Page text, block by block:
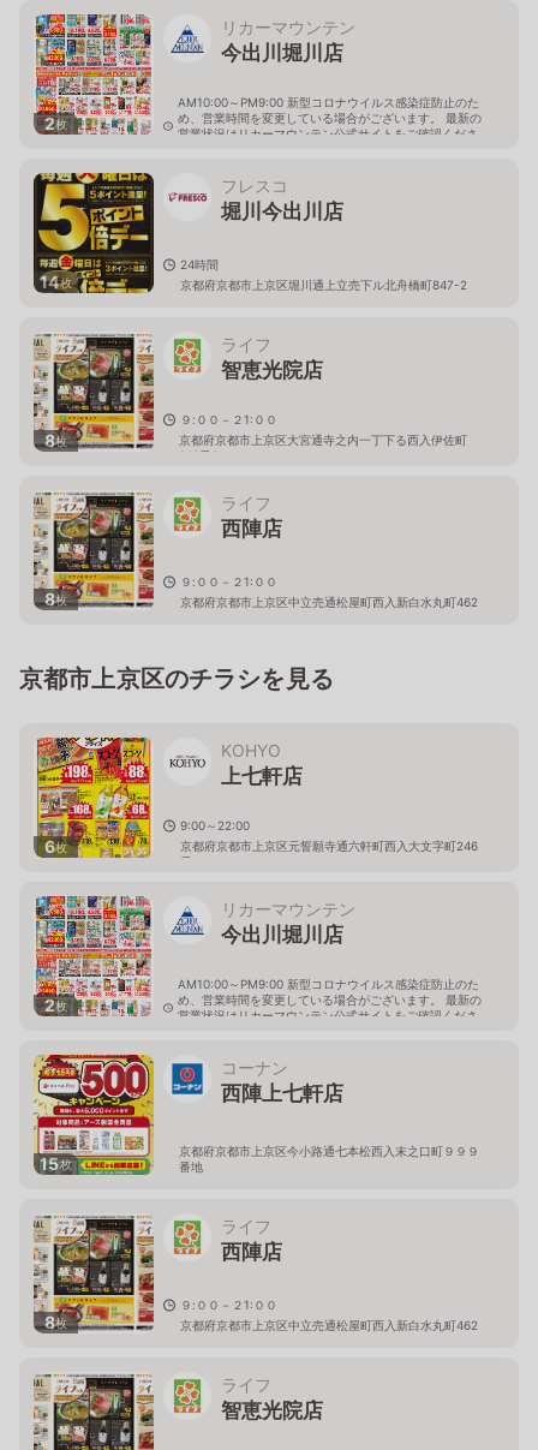
2枚
リカーマウンテン
今出川堀川店
AM10:00～PM9:00 新型コロナウイルス感染症防止のた
め、営業時間を変更している場合がございます。 最新の
営業状況はリカーマウンテン公式サイトをご確認くださ
14枚
フレスコ
堀川今出川店
24時間
京都府京都市上京区堀川通上立売下ル北舟橋町847-2
8枚
ライフ
智恵光院店
９:００－２1:００
京都府京都市上京区大宮通寺之内一丁下る西入伊佐町
212番3
8枚
ライフ
西陣店
９:００－２1:００
京都府京都市上京区中立売通松屋町西入新白水丸町462
京都市上京区のチラシを見る
6枚
KOHYO
上七軒店
9:00～22:00
京都府京都市上京区元誓願寺通六軒町西入大文字町246
番
2枚
リカーマウンテン
今出川堀川店
AM10:00～PM9:00 新型コロナウイルス感染症防止のた
め、営業時間を変更している場合がございます。 最新の
営業状況はリカーマウンテン公式サイトをご確認くださ
ル
15枚
コーナン
西陣上七軒店
京都府京都市上京区今小路通七本松西入末之口町９９９
番地
8枚
ライフ
西陣店
９:００－２1:００
京都府京都市上京区中立売通松屋町西入新白水丸町462
ライフ
智恵光院店